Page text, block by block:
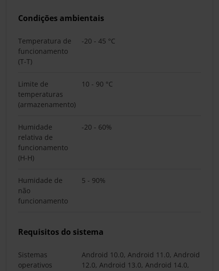
Condições ambientais
Temperatura de
funcionamento
(T-T)
-20 - 45 °C
Limite de
temperaturas
(armazenamento)
10 - 90 °C
Humidade
relativa de
funcionamento
(H-H)
-20 - 60%
Humidade de
não
funcionamento
5 - 90%
Requisitos do sistema
Sistemas
operativos
Android 10.0, Android 11.0, Android
12.0, Android 13.0, Android 14.0,